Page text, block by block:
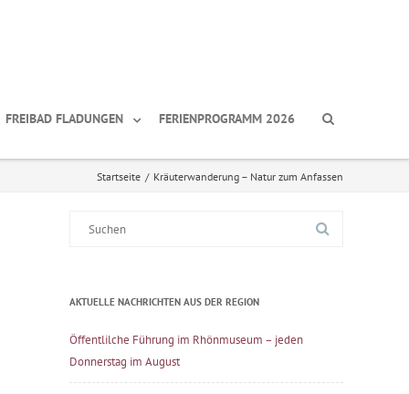
FREIBAD FLADUNGEN FERIENPROGRAMM 2026
Startseite / Kräuterwanderung – Natur zum Anfassen
AKTUELLE NACHRICHTEN AUS DER REGION
Öffentlilche Führung im Rhönmuseum – jeden
Donnerstag im August